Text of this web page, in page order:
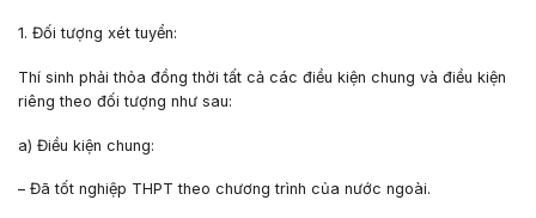
1. Đối tượng xét tuyển:
Thí sinh phải thỏa đồng thời tất cả các điều kiện chung và điều kiện
riêng theo đối tượng như sau:
a) Điều kiện chung:
– Đã tốt nghiệp THPT theo chương trình của nước ngoài.